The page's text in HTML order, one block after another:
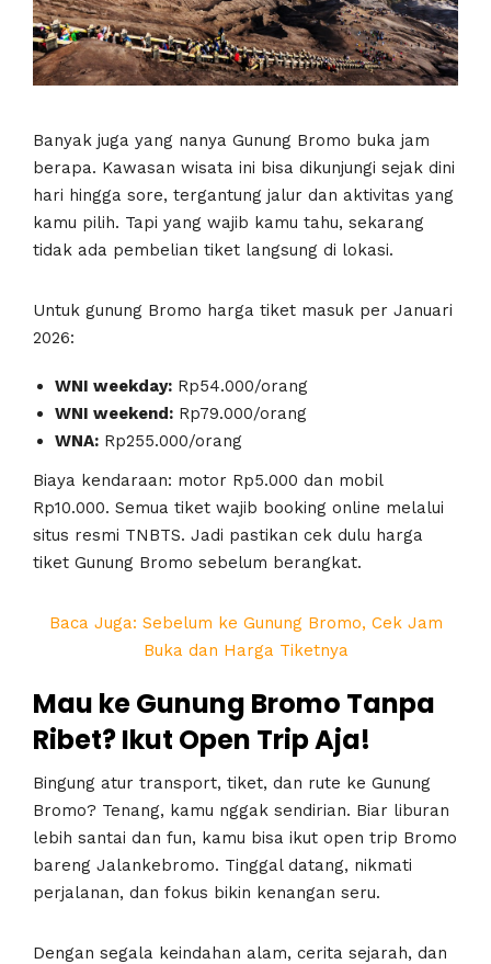
Banyak juga yang nanya Gunung Bromo buka jam
berapa. Kawasan wisata ini bisa dikunjungi sejak dini
hari hingga sore, tergantung jalur dan aktivitas yang
kamu pilih. Tapi yang wajib kamu tahu, sekarang
tidak ada pembelian tiket langsung di lokasi.
Untuk gunung Bromo harga tiket masuk per Januari
2026:
WNI weekday: Rp54.000/orang
WNI weekend: Rp79.000/orang
WNA: Rp255.000/orang
Biaya kendaraan: motor Rp5.000 dan mobil
Rp10.000. Semua tiket wajib booking online melalui
situs resmi TNBTS. Jadi pastikan cek dulu harga
tiket Gunung Bromo sebelum berangkat.
Baca Juga: Sebelum ke Gunung Bromo, Cek Jam
Buka dan Harga Tiketnya
Mau ke Gunung Bromo Tanpa
Ribet? Ikut Open Trip Aja!
Bingung atur transport, tiket, dan rute ke Gunung
Bromo? Tenang, kamu nggak sendirian. Biar liburan
lebih santai dan fun, kamu bisa ikut open trip Bromo
bareng Jalankebromo. Tinggal datang, nikmati
perjalanan, dan fokus bikin kenangan seru.
Dengan segala keindahan alam, cerita sejarah, dan